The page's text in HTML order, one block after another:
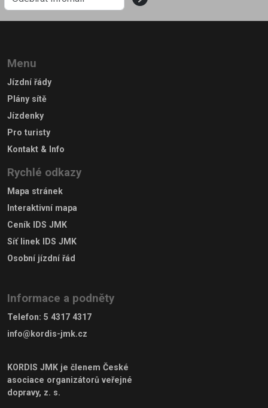
Menu
Jízdní řády
Plány sítě
Jízdenky
Pro turisty
Kontakt & Info
Rychlé odkazy
Mapa stránek
Interaktivní mapa
Ceník IDS JMK
Síť linek IDS JMK
Osobní jízdní řád
Informace a podněty
Telefon: 5 4317 4317
info@kordis-jmk.cz
KORDIS JMK je členem České
asociace organizátorů veřejné
dopravy, z. s.